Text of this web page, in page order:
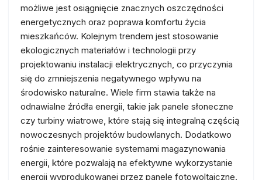
możliwe jest osiągnięcie znacznych oszczędności
energetycznych oraz poprawa komfortu życia
mieszkańców. Kolejnym trendem jest stosowanie
ekologicznych materiałów i technologii przy
projektowaniu instalacji elektrycznych, co przyczynia
się do zmniejszenia negatywnego wpływu na
środowisko naturalne. Wiele firm stawia także na
odnawialne źródła energii, takie jak panele słoneczne
czy turbiny wiatrowe, które stają się integralną częścią
nowoczesnych projektów budowlanych. Dodatkowo
rośnie zainteresowanie systemami magazynowania
energii, które pozwalają na efektywne wykorzystanie
energii wyprodukowanej przez panele fotowoltaiczne.